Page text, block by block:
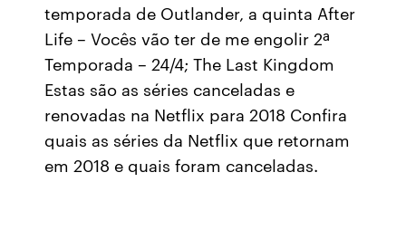
temporada de Outlander, a quinta After
Life – Vocês vão ter de me engolir 2ª
Temporada – 24/4; The Last Kingdom
Estas são as séries canceladas e
renovadas na Netflix para 2018 Confira
quais as séries da Netflix que retornam
em 2018 e quais foram canceladas.